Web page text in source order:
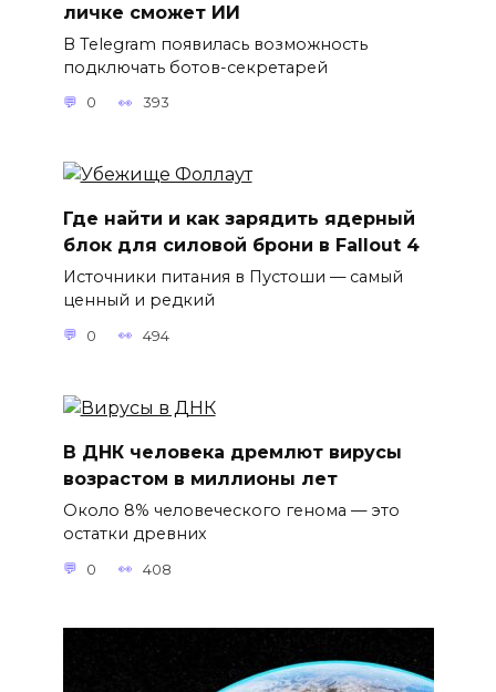
личке сможет ИИ
В Telegram появилась возможность
подключать ботов-секретарей
0 393
Где найти и как зарядить ядерный
блок для силовой брони в Fallout 4
Источники питания в Пустоши — самый
ценный и редкий
0 494
В ДНК человека дремлют вирусы
возрастом в миллионы лет
Около 8% человеческого генома — это
остатки древних
0 408